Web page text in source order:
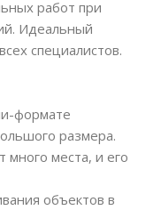
работ при
Идеальный
специалистов.
формате
размера.
много места, и его
объектов в